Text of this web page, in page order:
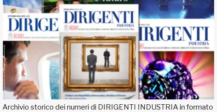
Archivio storico dei numeri di DIRIGENTI INDUSTRIA in formato